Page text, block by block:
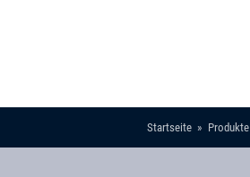
Startseite Produkte